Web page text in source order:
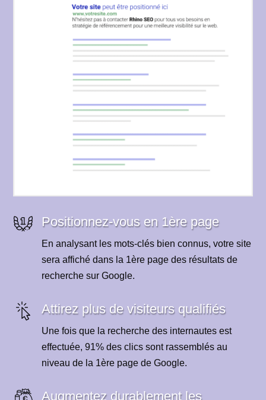
Positionnez-vous en 1ère page
En analysant les mots-clés bien connus, votre site
sera affiché dans la 1ère page des résultats de
recherche sur Google.
Attirez plus de visiteurs qualifiés
Une fois que la recherche des internautes est
effectuée, 91% des clics sont rassemblés au
niveau de la 1ère page de Google.
Augmentez durablement les